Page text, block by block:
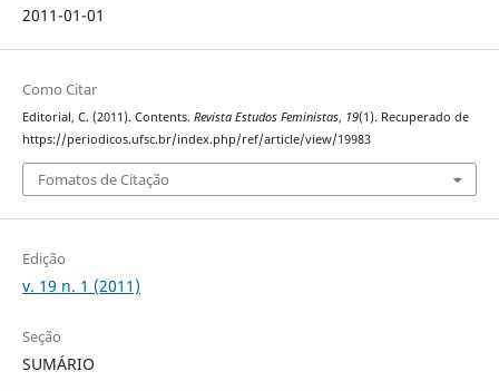
2011-01-01
Como Citar
Editorial, C. (2011). Contents. Revista Estudos Feministas, 19(1). Recuperado de
https://periodicos.ufsc.br/index.php/ref/article/view/19983
Fomatos de Citação
Edição
v. 19 n. 1 (2011)
Seção
SUMÁRIO